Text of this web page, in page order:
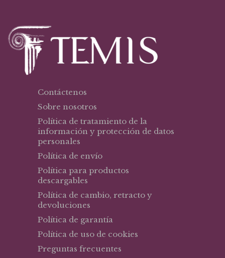
Contáctenos
Sobre nosotros
Política de tratamiento de la
información y protección de datos
personales
Política de envío
Política para productos
descargables
Política de cambio, retracto y
devoluciones
Política de garantía
Política de uso de cookies
Preguntas frecuentes